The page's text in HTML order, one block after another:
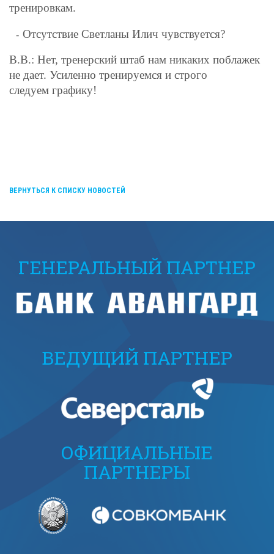
тренировкам.
- Отсутствие Светланы Илич чувствуется?
В.В.: Нет, тренерский штаб нам никаких поблажек
не дает. Усиленно тренируемся и строго
следуем графику!
ВЕРНУТЬСЯ К СПИСКУ НОВОСТЕЙ
ГЕНЕРАЛЬНЫЙ ПАРТНЕР
ВЕДУЩИЙ ПАРТНЕР
ОФИЦИАЛЬНЫЕ
ПАРТНЕРЫ